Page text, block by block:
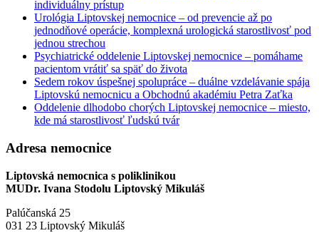
individuálny prístup
Urológia Liptovskej nemocnice – od prevencie až po
jednodňové operácie, komplexná urologická starostlivosť pod
jednou strechou
Psychiatrické oddelenie Liptovskej nemocnice – pomáhame
pacientom vrátiť sa späť do života
Sedem rokov úspešnej spolupráce – duálne vzdelávanie spája
Liptovskú nemocnicu a Obchodnú akadémiu Petra Zaťka
Oddelenie dlhodobo chorých Liptovskej nemocnice – miesto,
kde má starostlivosť ľudskú tvár
Adresa nemocnice
Liptovská nemocnica s poliklinikou
MUDr. Ivana Stodolu Liptovský Mikuláš
Palúčanská 25
031 23 Liptovský Mikuláš